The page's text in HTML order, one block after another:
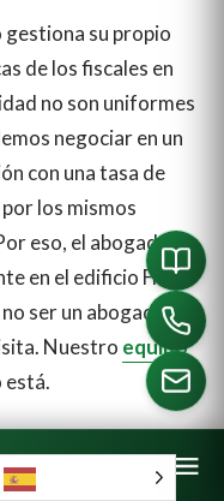
gestiona su propio
de los fiscales en
no son uniformes
negociar en un
con una tasa de
los mismos
eso, el abogado
en el edificio Frank
ser un abogado de
Nuestro equipo
está.